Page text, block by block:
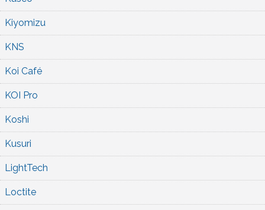
Kiyomizu
KNS
Koi Café
KOI Pro
Koshi
Kusuri
LightTech
Loctite